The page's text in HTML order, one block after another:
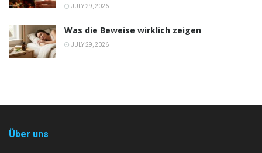
JULY 29, 2026
Was die Beweise wirklich zeigen
JULY 29, 2026
Über uns